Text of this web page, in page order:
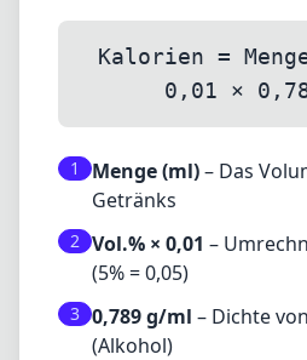
Kalorien =
0,01 ×
1 Menge (ml)– Das
Getränks
2 Vol.% × 0,01 –
(5% = 0,05)
3 0,789 g/ml – Dichte
(Alkohol)